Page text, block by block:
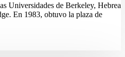
Universidades de Berkeley, Hebrea
En 1983, obtuvo la plaza de